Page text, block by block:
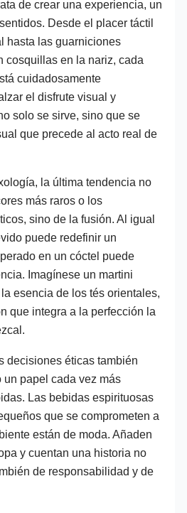
de crear una experiencia, un
Desde el placer táctil
hasta las guarniciones
cosquillas en la nariz, cada
cuidadosamente
el disfrute visual y
solo se sirve, sino que se
que precede al acto real de
la última tendencia no
más raros o los
sino de la fusión. Al igual
puede redefinir un
en un cóctel puede
Imagínese un martini
esencia de los tés orientales,
que integra a la perfección la
decisiones éticas también
papel cada vez más
Las bebidas espirituosas
que se comprometen a
están de moda. Añaden
y cuentan una historia no
de responsabilidad y de